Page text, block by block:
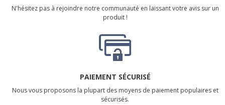
N'hésitez pas à rejoindre notre communauté en laissant votre avis sur un
produit !
PAIEMENT SÉCURISÉ
Nous vous proposons la plupart des moyens de paiement populaires et
sécurisés.